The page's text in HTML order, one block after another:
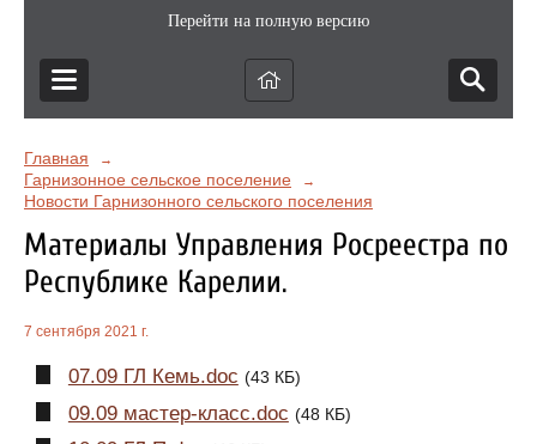
Перейти на полную версию
Главная →
Гарнизонное сельское поселение →
Новости Гарнизонного сельского поселения
Материалы Управления Росреестра по
Республике Карелии.
7 сентября 2021 г.
07.09 ГЛ Кемь.doc (43 КБ)
09.09 мастер-класс.doc (48 КБ)